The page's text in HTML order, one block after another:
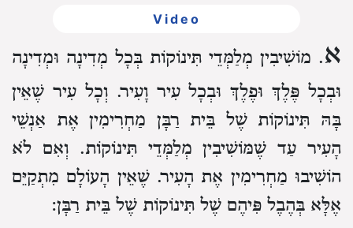
Video
א. מוֹשִׁיבִין מְלַמְּדֵי תִּינוֹקוֹת בְּכָל מְדִינָה וּמְדִינָה
וּבְכָל פֶּלֶךְ וּפֶלֶךְ וּבְכָל עִיר וָעִיר. וְכָל עִיר שֶׁאֵין
בָּהּ תִּינוֹקוֹת שֶׁל בֵּית רַבָּן מַחְרִימִין אֶת אַנְשֵׁי
הָעִיר עַד שֶׁמּוֹשִׁיבִין מְלַמְּדֵי תִּינוֹקוֹת. וְאִם לֹא
הוֹשִׁיבוּ מַחְרִימִין אֶת הָעִיר. שֶׁאֵין הָעוֹלָם מִתְקַיֵּם
אֶלָּא בְּהֶבֶל פִּיהֶם שֶׁל תִּינוֹקוֹת שֶׁל בֵּית רַבָּן: